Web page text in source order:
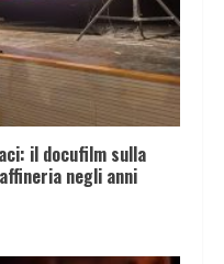
il docufilm sulla
negli anni